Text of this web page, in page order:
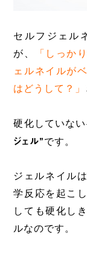
セルフジェル
が、
「しっか
ェルネイルが
はどうして？」
硬化していな
ジェル”です。
ジェルネイル
学反応を起こ
しても硬化し
ルなのです。